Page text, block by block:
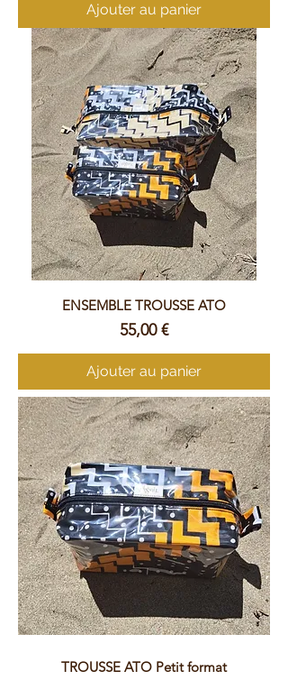
Ajouter au panier
ENSEMBLE TROUSSE ATO
Prix
55,00 €
Ajouter au panier
TROUSSE ATO Petit format